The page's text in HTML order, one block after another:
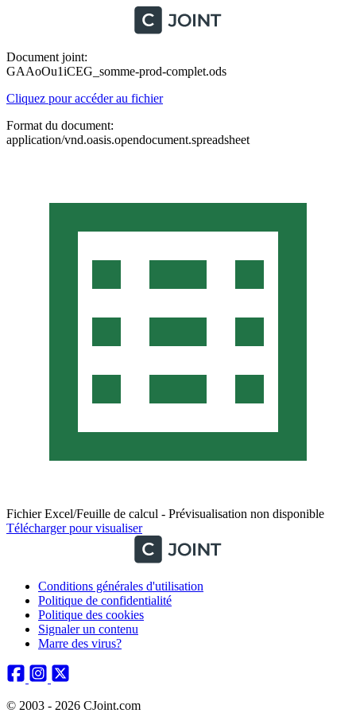
Document joint:
GAAoOu1iCEG_somme-prod-complet.ods
Cliquez pour accéder au fichier
Format du document:
application/vnd.oasis.opendocument.spreadsheet
Fichier Excel/Feuille de calcul - Prévisualisation non disponible
Télécharger pour visualiser
Conditions générales d'utilisation
Politique de confidentialité
Politique des cookies
Signaler un contenu
Marre des virus?
© 2003 - 2026 CJoint.com